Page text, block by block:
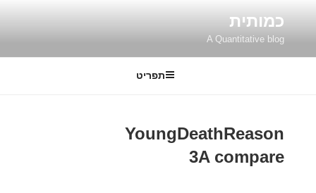
כמותית
A Quantitative blog
תפריט
YoungDeathReason
3A compare